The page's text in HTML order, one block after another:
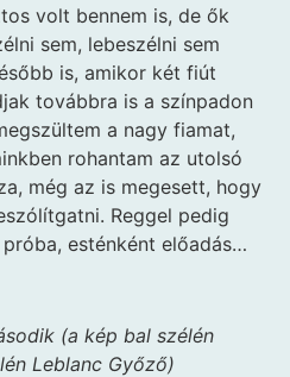
volt bennem is, de ők
sem, lebeszélni sem
is, amikor két fiút
továbbra is a színpadon
a nagy fiamat,
rohantam az utolsó
még az is megesett, hogy
Reggel pedig
esténként előadás…
(a kép bal szélén
Leblanc Győző)